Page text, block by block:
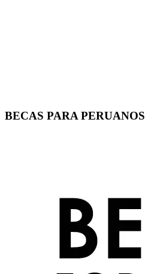
BECAS PARA PERUANOS